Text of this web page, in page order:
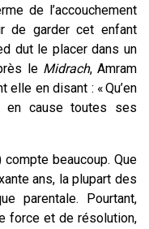
de l’accouchement
de garder cet enfant
dut le placer dans un
le Midrach, Amram
en disant : « Qu’en
en cause toutes ses
compte beaucoup. Que
ans, la plupart des
parentale. Pourtant,
force et de résolution,